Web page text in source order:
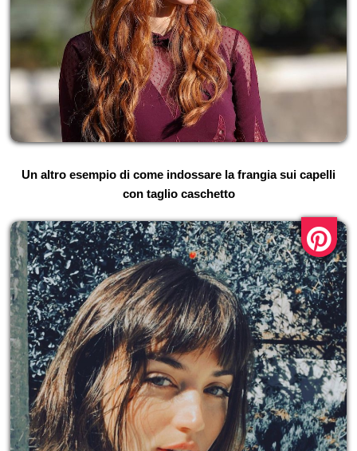
Un altro esempio di come indossare la frangia sui capelli
con taglio caschetto